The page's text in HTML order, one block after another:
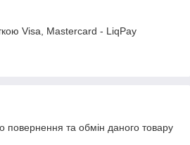
Visa, Mastercard - LiqPay
та обмін даного товару